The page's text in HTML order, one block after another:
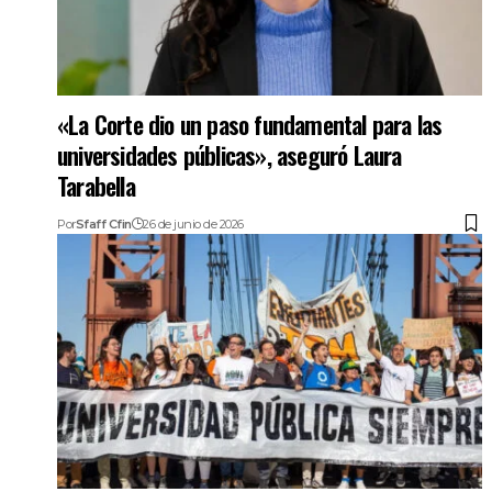
«La Corte dio un paso fundamental para las
universidades públicas», aseguró Laura
Tarabella
PorSfaff Cfin 26 de junio de 2026